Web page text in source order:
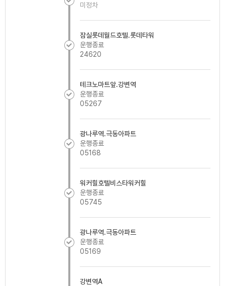
미정차
잠실롯데월드호텔.롯데타워
운행종료
24620
테크노마트앞.강변역
운행종료
05267
광나루역.극동아파트
운행종료
05168
워커힐호텔비스타워커힐
운행종료
05745
광나루역.극동아파트
운행종료
05169
강변역A